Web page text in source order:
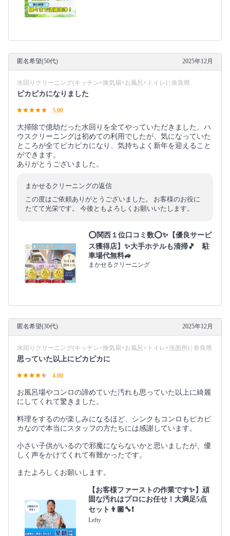
匿名希望(50代) 2025年12月
水回りクリーニング(キッチン×換気扇×お風呂×トイレ) | 奈良県
ピカピカになりました
5.00
大掃除で億劫だった水回りを全てやっていただきました。ハ
ウスクリーニングは初めての利用でしたが、気になっていた
ところが全てピカピカになり、気持ちよく新年を迎えること
ができます。
ありがとうございました。
まかせるクリーニングの返信
この度はご依頼ありがとうございました。 お客様のお役に
たてて光栄です。 今後ともよろしくお願いいたします。
⭕関西１位口コミ数⭕✨【優良サービ
ス獲得店】✨大手ホテルも清掃🎵 駐
車場代無料🚙
まかせるクリーニング
匿名希望(30代) 2025年12月
水回りクリーニング(キッチン×換気扇×お風呂×トイレ×洗面所) | 奈良県
思っていた以上にピカピカに
4.80
お風呂場やコンロの諦めていた汚れも思っていた以上に綺麗
にしてくれて驚きました。
料理をするのが楽しみになるほど、シンクもコンロもピカピ
カなので本当にスタッフの方たちには感謝しています。
小さい子供がいるので邪魔にならないかと思いましたが、優
しく声をかけてくれて有難かったです。
またよろしくお願いします。
【お客様ファーストの作業です✨】頑
固な汚れはプロにお任せ！大満足5点
セット👨🏽‍🔧❗️
Lefty